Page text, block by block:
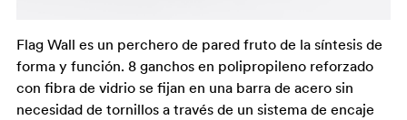
Flag Wall es un perchero de pared fruto de la síntesis de
forma y función. 8 ganchos en polipropileno reforzado
con fibra de vidrio se fijan en una barra de acero sin
necesidad de tornillos a través de un sistema de encaje